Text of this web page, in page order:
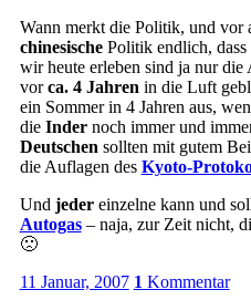
Wann merkt die Politik, und vor
chinesische Politik endlich, dass
wir heute erleben sind ja nur
vorca. 4 Jahren in die Luft
ein Sommer in 4 Jahren aus,
die Inder noch immer und
Deutschen sollten mit gutem
die Auflagen des Kyoto-
Und jeder einzelne kann und
Autogas– naja, zur Zeit nicht,
🙁
11 Januar, 2007 1 Kommentar